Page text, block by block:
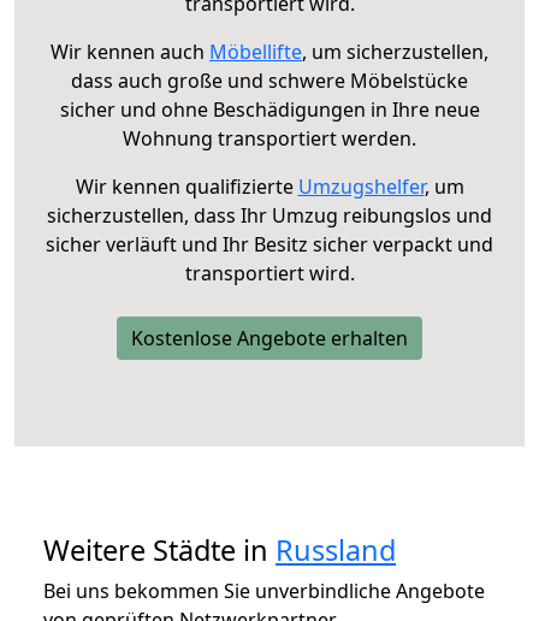
Wir kennen auch Möbellifte, um sicherzustellen,
dass auch große und schwere Möbelstücke
sicher und ohne Beschädigungen in Ihre neue
Wohnung transportiert werden.
Wir kennen qualifizierte Umzugshelfer, um
sicherzustellen, dass Ihr Umzug reibungslos und
sicher verläuft und Ihr Besitz sicher verpackt und
transportiert wird.
Kostenlose Angebote erhalten
Weitere Städte in Russland
Bei uns bekommen Sie unverbindliche Angebote